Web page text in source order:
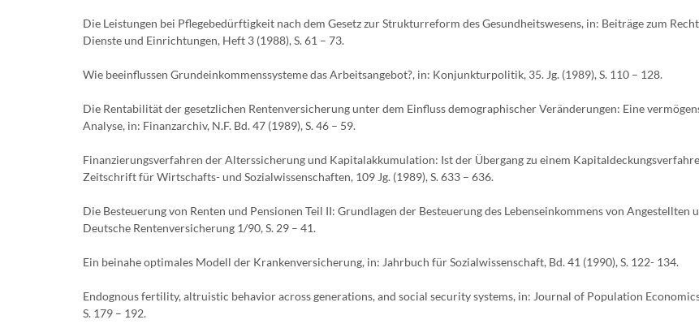
Die Leistungen bei Pflegebedürftigkeit nach dem Gesetz zur Strukturreform des Gesundheitswesens, in: Beiträge zum
Dienste und Einrichtungen, Heft 3 (1988), S. 61 – 73.
Wie beeinflussen Grundeinkommenssysteme das Arbeitsangebot?, in: Konjunkturpolitik, 35. Jg. (1989), S. 110 – 128.
Die Rentabilität der gesetzlichen Rentenversicherung unter dem Einfluss demographischer Veränderungen: Eine
Analyse, in: Finanzarchiv, N.F. Bd. 47 (1989), S. 46 – 59.
Finanzierungsverfahren der Alterssicherung und Kapitalakkumulation: Ist der Übergang zu einem
Zeitschrift für Wirtschafts- und Sozialwissenschaften, 109 Jg. (1989), S. 633 – 636.
Die Besteuerung von Renten und Pensionen Teil II: Grundlagen der Besteuerung des Lebenseinkommens von Angestellten
Deutsche Rentenversicherung 1/90, S. 29 – 41.
Ein beinahe optimales Modell der Krankenversicherung, in: Jahrbuch für Sozialwissenschaft, Bd. 41 (1990), S. 122- 134.
Endognous fertility, altruistic behavior across generations, and social security systems, in: Journal of Population
S. 179 – 192.